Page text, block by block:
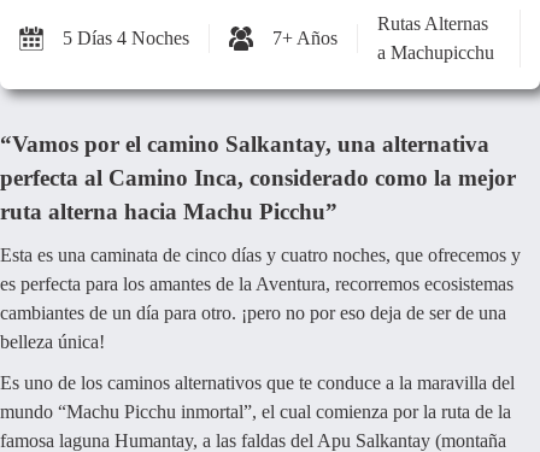
5 Días 4 Noches 7+ Años
Rutas Alternas
a Machupicchu
“Vamos por el camino Salkantay, una alternativa
perfecta al Camino Inca, considerado como la mejor
ruta alterna hacia Machu Picchu”
Esta es una caminata de cinco días y cuatro noches, que ofrecemos y
es perfecta para los amantes de la Aventura, recorremos ecosistemas
cambiantes de un día para otro. ¡pero no por eso deja de ser de una
belleza única!
Es uno de los caminos alternativos que te conduce a la maravilla del
mundo “Machu Picchu inmortal”, el cual comienza por la ruta de la
famosa laguna Humantay, a las faldas del Apu Salkantay (montaña